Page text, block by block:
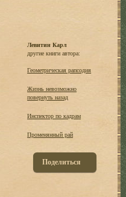
Левитин Карл
другие книги автора:
Геометрическая рапсодия
Жизнь невозможно
повернуть назад
Инспектор по кадрам
Променянный рай
Поделиться